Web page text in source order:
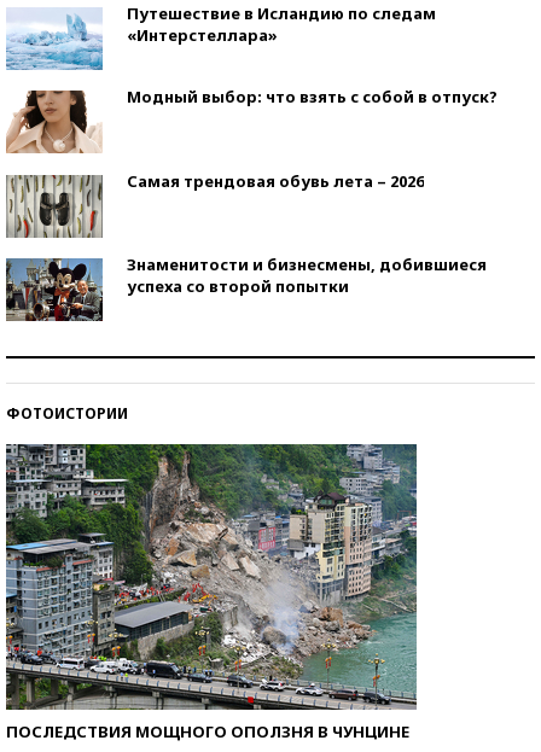
Путешествие в Исландию по следам
«Интерстеллара»
Модный выбор: что взять с собой в отпуск?
Самая трендовая обувь лета – 2026
Знаменитости и бизнесмены, добившиеся
успеха со второй попытки
ФОТОИСТОРИИ
ПОСЛЕДСТВИЯ МОЩНОГО ОПОЛЗНЯ В ЧУНЦИНЕ